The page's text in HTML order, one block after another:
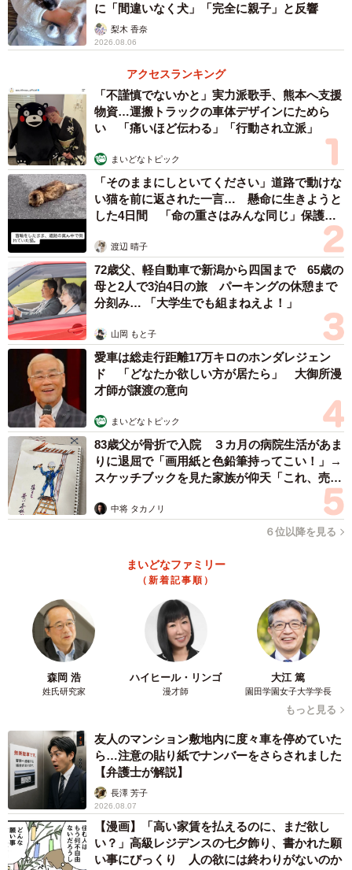
3/4
日向ぼっこが好きなサカタニくん（「京都大学クジャク同好会」さん提
供）
約15分動かず…理由は“日向のベストポジション”
その場に座り込んだ状態は約15分続いたという。
「自然と起き上がってまた歩き出しました。もし動かなけ
れば、最終的には抱っこして連れて帰る予定でした
（笑）」
このような行動は頻繁ではないものの、「ごくたまにあり
ます。陽の当たるベストポジションを見つけたときにこう
なります」といい、今回は心地よい日差しと疲れが重なっ
た結果と考えられる。
サカタニくんは普段からとても大人しく、人慣れしている
という。
「イベント時には大学に出向いて散歩し、多くの方に撫で
てもらったり餌をもらったりしています。移動中も大人し
く、扱いやすいです」
その穏やかな性格と存在感から、大学内では“アイドル”的な
存在として親しまれている。
に「間違いなく犬」「完全に親子」と反響
梨木 香奈
2026.08.06
アクセスランキング
「不謹慎でないかと」実力派歌手、熊本へ支援
物資…運搬トラックの車体デザインにためら
い 「痛いほど伝わる」「行動され立派」
まいどなトピック
「そのままにしといてください」道路で動けな
い猫を前に返された一言… 懸命に生きようと
した4日間 「命の重さはみんな同じ」保護団
渡辺 晴子
72歳父、軽自動車で新潟から四国まで 65歳の
母と2人で3泊4日の旅 パーキングの休憩まで
分刻み… 「大学生でも組まねえよ！」
山岡 もと子
愛車は総走行距離17万キロのホンダレジェン
ド 「どなたか欲しい方が居たら」 大御所漫
才師が譲渡の意向
まいどなトピック
83歳父が骨折で入院 ３カ月の病院生活があま
りに退屈で「画用紙と色鉛筆持ってこい！」→
スケッチブックを見た家族が仰天「これ、売れ
中将 タカノリ
６位以降を見る
まいどなファミリー
（新着記事順）
森岡 浩
姓氏研究家
ハイヒール・リンゴ
漫才師
大江 篤
園田学園女子大学学長
もっと見る
友人のマンション敷地内に度々車を停めていた
ら…注意の貼り紙でナンバーをさらされました
【弁護士が解説】
長澤 芳子
2026.08.07
【漫画】「高い家賃を払えるのに、まだ欲し
い？」高級レジデンスの七夕飾り、書かれた願
い事にびっくり 人の欲には終わりがないのか